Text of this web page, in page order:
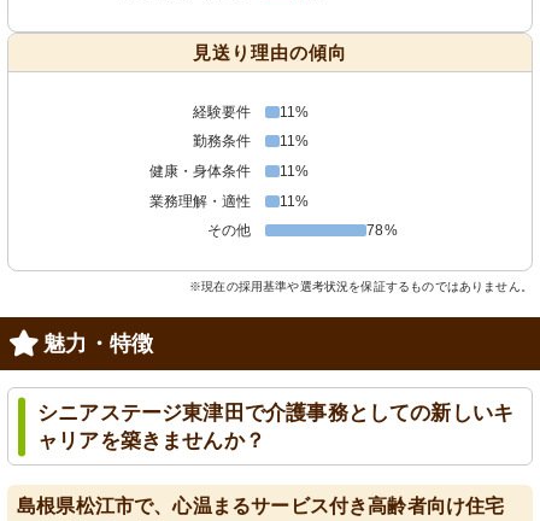
見送り理由の傾向
経験要件
11%
勤務条件
11%
健康・身体条件
11%
業務理解・適性
11%
その他
78%
※現在の採用基準や選考状況を保証するものではありません。
魅力・特徴
シニアステージ東津田で介護事務としての新しいキ
ャリアを築きませんか？
島根県松江市で、心温まるサービス付き高齢者向け住宅